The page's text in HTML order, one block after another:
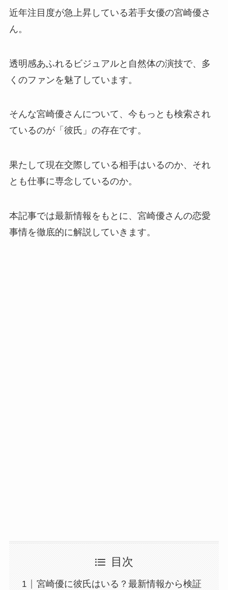
近年注目度が急上昇している若手女優の宮崎優さ
ん。
透明感あふれるビジュアルと自然体の演技で、多
くのファンを魅了しています。
そんな宮崎優さんについて、今もっとも検索され
ているのが「彼氏」の存在です。
果たして現在交際している相手はいるのか、それ
とも仕事に専念しているのか。
本記事では最新情報をもとに、宮崎優さんの恋愛
事情を徹底的に解説していきます。
目次
宮崎優に彼氏はいる？最新情報から検証